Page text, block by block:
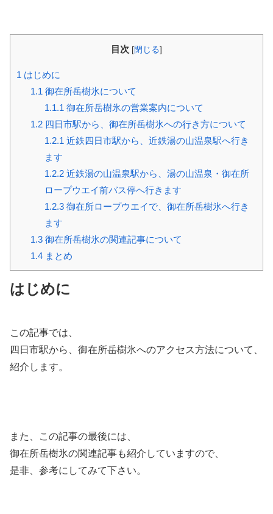
目次 [閉じる]
1 はじめに
1.1 御在所岳樹氷について
1.1.1 御在所岳樹氷の営業案内について
1.2四日市駅から、御在所岳樹氷への行き方について
1.2.1 近鉄四日市駅から、近鉄湯の山温泉駅へ行き
ます
1.2.2近鉄湯の山温泉駅から、湯の山温泉・御在所
ロープウエイ前バス停へ行きます
1.2.3御在所ロープウエイで、御在所岳樹氷へ行き
ます
1.3御在所岳樹氷の関連記事について
1.4まとめ
はじめに
この記事では、
四日市駅から、御在所岳樹氷へのアクセス方法について、
紹介します。
また、この記事の最後には、
御在所岳樹氷の関連記事も紹介していますので、
是非、参考にしてみて下さい。